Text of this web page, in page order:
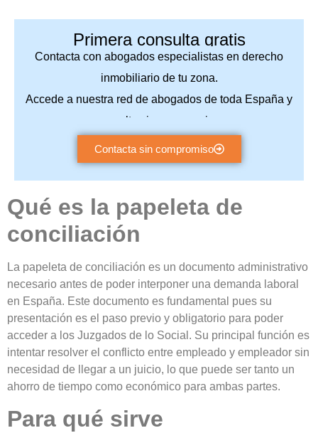
Primera consulta gratis
Contacta con abogados especialistas en derecho
inmobiliario de tu zona.
Accede a nuestra red de abogados de toda España y
consulta sin compromiso.
Contacta sin compromiso
Qué es la papeleta de
conciliación
La papeleta de conciliación es un documento administrativo
necesario antes de poder interponer una demanda laboral
en España. Este documento es fundamental pues su
presentación es el paso previo y obligatorio para poder
acceder a los Juzgados de lo Social. Su principal función es
intentar resolver el conflicto entre empleado y empleador sin
necesidad de llegar a un juicio, lo que puede ser tanto un
ahorro de tiempo como económico para ambas partes.
Para qué sirve